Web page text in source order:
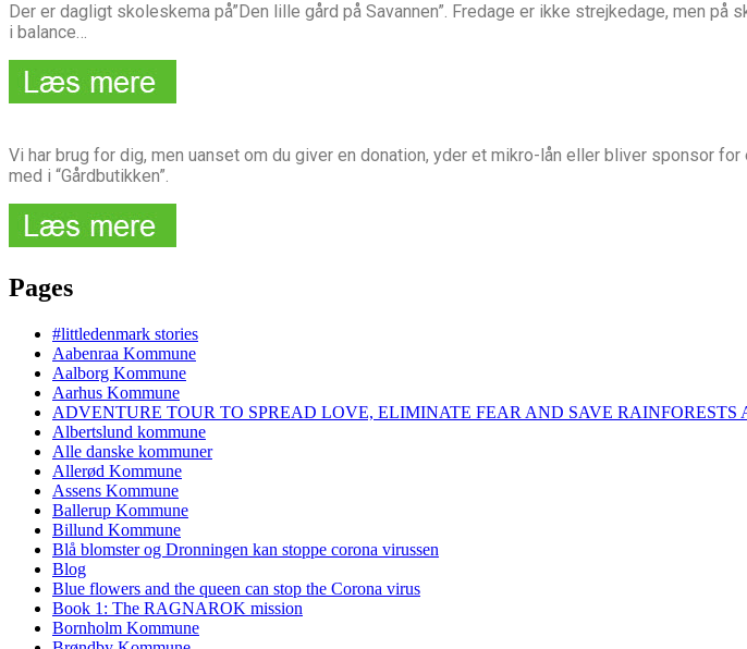
Der er dagligt skoleskema på”Den lille gård på Savannen”. Fredage er ikke strejkedage, men
i balance…
Vi har brug for dig, men uanset om du giver en donation, yder et mikro-lån eller bliver sponsor
med i “Gårdbutikken”.
Pages
#littledenmark stories
Aabenraa Kommune
Aalborg Kommune
Aarhus Kommune
ADVENTURE TOUR TO SPREAD LOVE, ELIMINATE FEAR AND SAVE RAINFORESTS
Albertslund kommune
Alle danske kommuner
Allerød Kommune
Assens Kommune
Ballerup Kommune
Billund Kommune
Blå blomster og Dronningen kan stoppe corona virussen
Blog
Blue flowers and the queen can stop the Corona virus
Book 1: The RAGNAROK mission
Bornholm Kommune